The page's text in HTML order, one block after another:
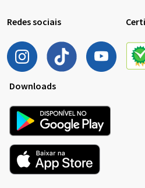
Redes sociais
Downloads